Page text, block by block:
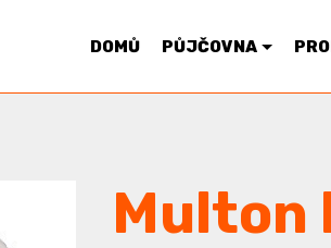
DOMŮ PŮJČOVNA
Multon